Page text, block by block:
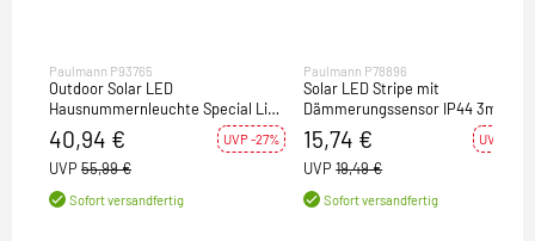
Paulmann P93765
Outdoor Solar LED
Hausnummernleuchte Special Line
IP44 inkl. Zahlen & Buchstaben
40,94 € UVP -27%
UVP 55,99 €
Sofort versandfertig
Paulmann P78896
Solar LED Stripe mit
Dämmerungssensor IP44 3m
2700K warmweiß 0,3W Schwarz
15,74 € UVP -19%
UVP 19,49 €
Sofort versandfertig